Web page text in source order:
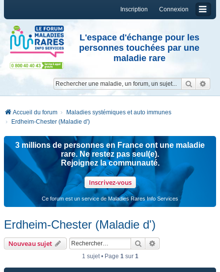
Connexion
Inscription
L'espace d'échange pour les
personnes touchées par une
maladie rare
Accueil du forum
Maladies systémiques et auto immunes
Erdheim-Chester (Maladie d')
3 millions de personnes en France ont une maladie
rare. Ne restez pas seul(e).
Rejoignez la communauté.
Inscrivez-vous
Ce forum est un service de Maladies Rares Info Services
Erdheim-Chester (Maladie d')
Nouveau sujet Rechercher
1 sujet • Page 1sur 1